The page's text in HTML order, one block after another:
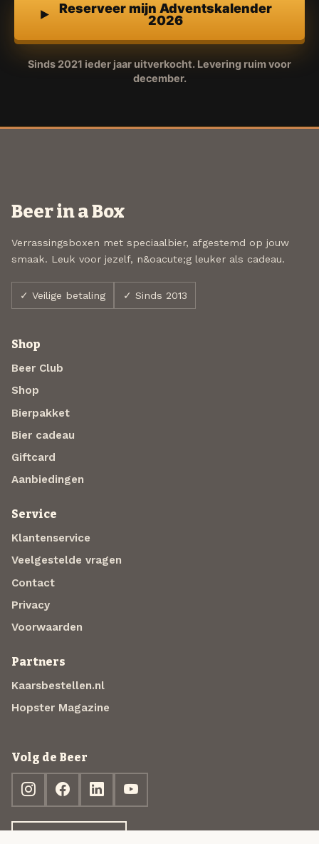
Reserveer mijn Adventskalender
2026
Sinds 2021 ieder jaar uitverkocht. Levering ruim voor
december.
Beer in a Box
Verrassingsboxen met speciaalbier, afgestemd op jouw
smaak. Leuk voor jezelf, n&oacute;g leuker als cadeau.
✓ Veilige betaling ✓ Sinds 2013
Shop
Beer Club
Shop
Bierpakket
Bier cadeau
Giftcard
Aanbiedingen
Service
Klantenservice
Veelgestelde vragen
Contact
Privacy
Voorwaarden
Partners
Kaarsbestellen.nl
Hopster Magazine
Volg de Beer